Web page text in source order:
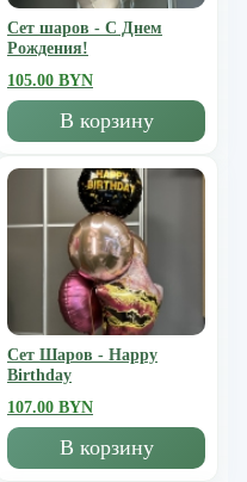
Сет шаров - С Днем
Рождения!
105.00 BYN
В корзину
Сет Шаров - Happy
Birthday
107.00 BYN
В корзину